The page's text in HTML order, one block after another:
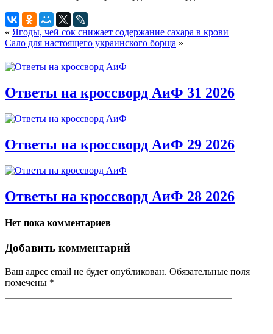
« Ягоды, чей сок снижает содержание сахара в крови
Сало для настоящего украинского борща »
Ответы на кроссворд АиФ 31 2026
Ответы на кроссворд АиФ 29 2026
Ответы на кроссворд АиФ 28 2026
Нет пока комментариев
Добавить комментарий
Ваш адрес email не будет опубликован. Обязательные поля
помечены *